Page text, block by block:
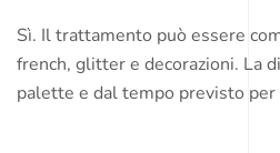
Sì. Il trattamento può essere
french, glitter e decorazioni. La
palette e dal tempo previsto per